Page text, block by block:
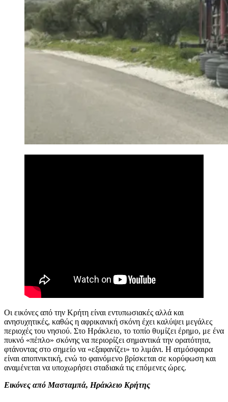
Οι εικόνες από την Κρήτη είναι εντυπωσιακές αλλά και
ανησυχητικές, καθώς η αφρικανική σκόνη έχει καλύψει μεγάλες
περιοχές του νησιού. Στο Ηράκλειο, το τοπίο θυμίζει έρημο, με ένα
πυκνό «πέπλο» σκόνης να περιορίζει σημαντικά την ορατότητα,
φτάνοντας στο σημείο να «εξαφανίζει» το λιμάνι. Η ατμόσφαιρα
είναι αποπνικτική, ενώ το φαινόμενο βρίσκεται σε κορύφωση και
αναμένεται να υποχωρήσει σταδιακά τις επόμενες ώρες.
Εικόνες από Μασταμπά, Ηράκλειο Κρήτης